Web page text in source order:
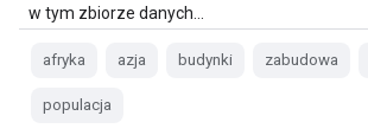
w tym zbiorze danych…
afryka azja budynki zabudowa
populacja